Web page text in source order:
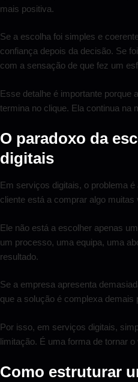
mais positiva.
Se a escolha foi simples e
confiança depois da decisão. Se
com a sensação de que fez um
Esse detalhe é importante porque
termina no clique. Ela continua na
O paradoxo da
digitais
Em serviços digitais, o problema
cliente está a comprar algo muitas
Ele não está a escolher apenas
um processo, uma equipa, uma
resultado.
Se a empresa apresenta
que a solução é complexa demais
Por isso, em serviços digitais,
limitação. É uma forma de tornar
Como estruturar